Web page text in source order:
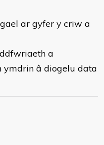
ar gyfer y criw a
a
ymdrin â diogelu data